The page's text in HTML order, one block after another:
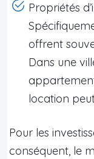
Propriétés
offrent
Dans une
location
Pour les
conséquent, le